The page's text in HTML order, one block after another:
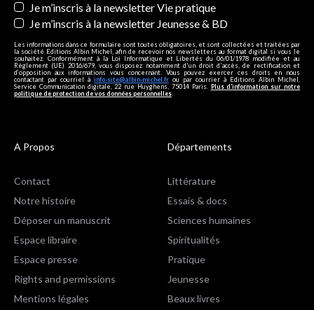
Je m’inscris à la newsletter Vie pratique
Je m’inscris à la newsletter Jeunesse & BD
Les informations dans ce formulaire sont toutes obligatoires, et sont collectées et traitées par
la société Editions Albin Michel, afin de recevoir nos newsletters au format digital si vous le
souhaitez. Conformément à la Loi Informatique et Libertés du 06/01/1978 modifiée et au
Règlement (UE) 2016/679, vous disposez notamment d'un droit d'accès, de rectification et
d’opposition aux informations vous concernant. Vous pouvez exercer ces droits en nous
contactant par courriel à info-site@albin-michel.fr ou par courrier à Editions Albin Michel,
Service Communication digitale, 22 rue Huyghens, 75014 Paris. Plus d’information sur notre
politique de protection de vos données personnelles
A Propos
Contact
Notre histoire
Déposer un manuscrit
Espace libraire
Espace presse
Rights and permissions
Mentions légales
Départements
Littérature
Essais & docs
Sciences humaines
Spiritualités
Pratique
Jeunesse
Beaux livres